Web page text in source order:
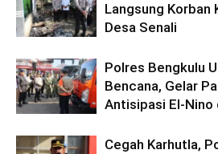
Langsung Korban
Desa Senali
Polres Bengkulu
Bencana, Gelar
Antisipasi El-Nino
Cegah Karhutla,